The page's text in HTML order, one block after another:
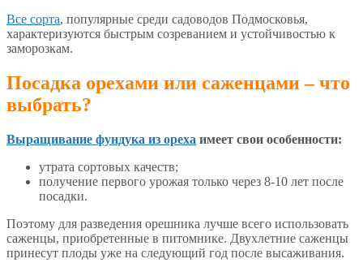
Все сорта, популярные среди садоводов Подмосковья,
характеризуются быстрым созреванием и устойчивостью к
заморозкам.
Посадка орехами или саженцами – что
выбрать?
Выращивание фундука из ореха имеет свои особенности:
утрата сортовых качеств;
получение первого урожая только через 8-10 лет после
посадки.
Поэтому для разведения орешника лучше всего использовать
саженцы, приобретенные в питомнике. Двухлетние саженцы
принесут плоды уже на следующий год после высаживания.